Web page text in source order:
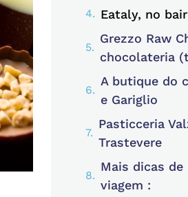
Eataly, no
Grezzo Raw
chocolateria
A butique do
e Gariglio
Pasticceria
Trastevere
Mais dicas de
viagem :